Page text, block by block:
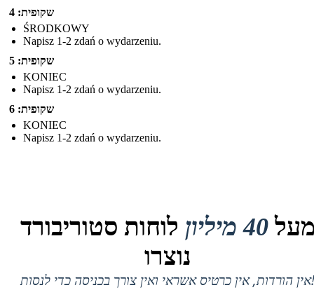
שקופית: 4
ŚRODKOWY
Napisz 1-2 zdań o wydarzeniu.
שקופית: 5
KONIEC
Napisz 1-2 zdań o wydarzeniu.
שקופית: 6
KONIEC
Napisz 1-2 zdań o wydarzeniu.
40 מיליון
לוחות סטוריבורד
נוצרו
אין הורדות, אין כרטיס אשראי ואין צורך בכניסה כדי לנסות!